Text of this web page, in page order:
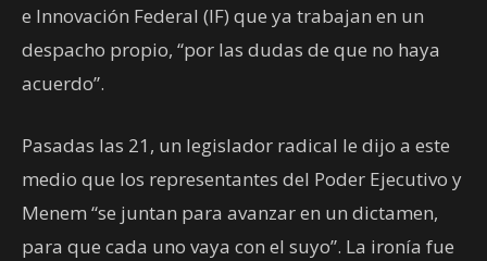
e Innovación Federal (IF) que ya trabajan en un
despacho propio, “por las dudas de que no haya
acuerdo”.
Pasadas las 21, un legislador radical le dijo a este
medio que los representantes del Poder Ejecutivo y
Menem “se juntan para avanzar en un dictamen,
para que cada uno vaya con el suyo”. La ironía fue